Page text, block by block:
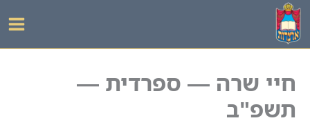
דילוג
לתוכן
חיי שרה — ספרדית —
תשפ"ב